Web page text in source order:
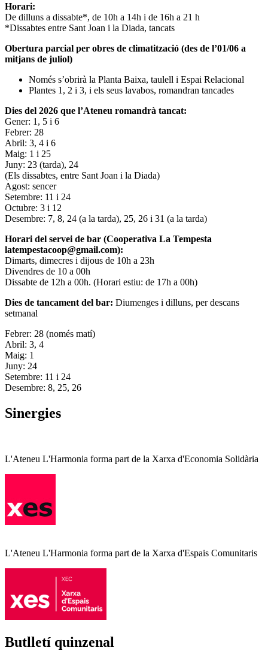
Horari:
De dilluns a dissabte*, de 10h a 14h i de 16h a 21 h
*Dissabtes entre Sant Joan i la Diada, tancats
Obertura parcial per obres de climatització (des de l’01/06 a
mitjans de juliol)
Només s’obrirà la Planta Baixa, taulell i Espai Relacional
Plantes 1, 2 i 3, i els seus lavabos, romandran tancades
Dies del 2026 que l’Ateneu romandrà tancat:
Gener: 1, 5 i 6
Febrer: 28
Abril: 3, 4 i 6
Maig: 1 i 25
Juny: 23 (tarda), 24
(Els dissabtes, entre Sant Joan i la Diada)
Agost: sencer
Setembre: 11 i 24
Octubre: 3 i 12
Desembre: 7, 8, 24 (a la tarda), 25, 26 i 31 (a la tarda)
Horari del servei de bar (Cooperativa La Tempesta
latempestacoop@gmail.com):
Dimarts, dimecres i dijous de 10h a 23h
Divendres de 10 a 00h
Dissabte de 12h a 00h. (Horari estiu: de 17h a 00h)
Dies de tancament del bar: Diumenges i dilluns, per descans
setmanal
Febrer: 28 (només matí)
Abril: 3, 4
Maig: 1
Juny: 24
Setembre: 11 i 24
Desembre: 8, 25, 26
Sinergies
L'Ateneu L'Harmonia forma part de la Xarxa d'Economia Solidària
L'Ateneu L'Harmonia forma part de la Xarxa d'Espais Comunitaris
Butlletí quinzenal